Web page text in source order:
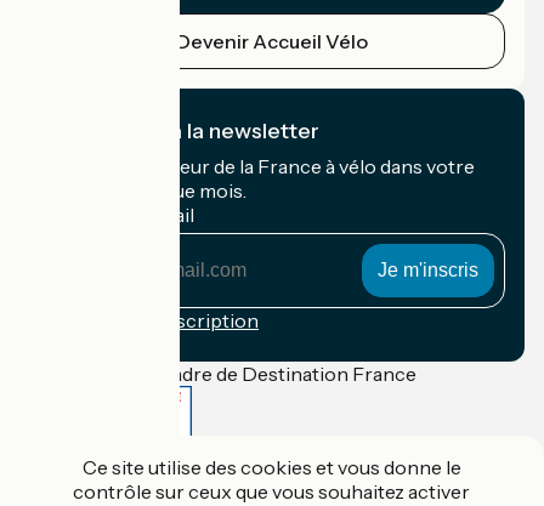
Devenir Accueil Vélo
Je m'abonne à la newsletter
Recevez le meilleur de la France à vélo dans votre
boîte mail chaque mois.
Mon adresse mail
Conditions d'inscription
Financé dans le cadre de Destination France
Accueil Vélo Pro
Ce site utilise des cookies et vous donne le
contrôle sur ceux que vous souhaitez activer